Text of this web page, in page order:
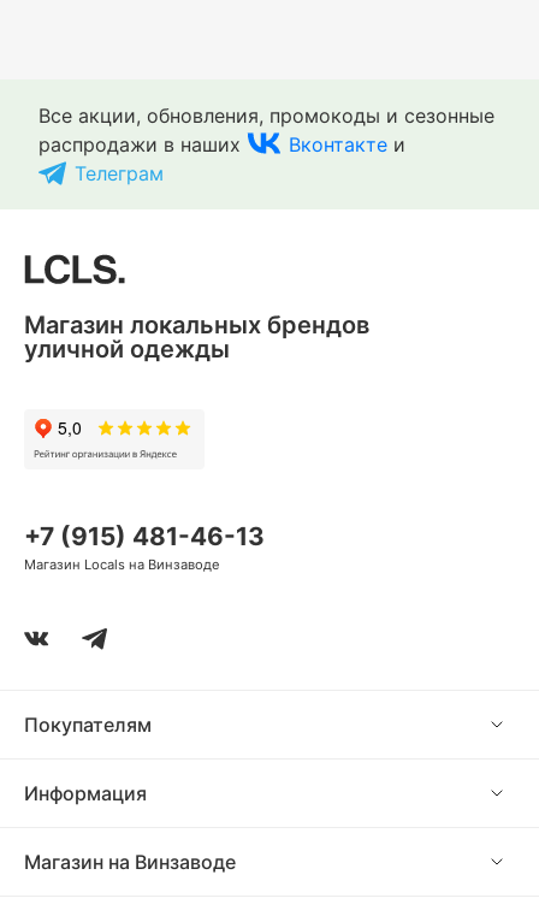
Все акции, обновления, промокоды и сезонные
распродажи в наших
Вконтакте и
Телеграм
Покупателям
Информация
Магазин на Винзаводе
+7 (915) 481-46-13
Магазин Locals на Винзаводе
Магазин локальных брендов
уличной одежды